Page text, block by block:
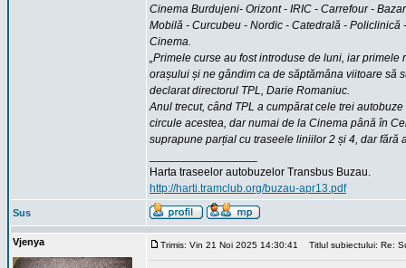
Cinema Burdujeni- Orizont - IRIC - Carrefour -
Mobilă - Curcubeu - Nordic - Catedrală - Policlinică
Cinema.
„Primele curse au fost introduse de luni, iar
orașului și ne gândim ca de săptămâna viitoare să
declarat directorul TPL, Darie Romaniuc.
Anul trecut, când TPL a cumpărat cele trei
circule acestea, dar numai de la Cinema până în
suprapune parțial cu traseele liniilor 2 și 4, dar fără
Harta traseelor autobuzelor Transbus Buzau.
http://harti.tramclub.org/buzau-apr13.pdf
Sus
Vjenya Trimis: Vin 21 Noi 2025 14:30:41 Titlul subiectului: Re: